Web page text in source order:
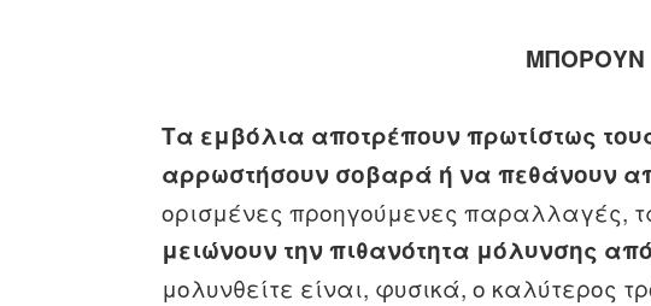
ΜΠΟΡΟΥΝ
Τα εμβόλια αποτρέπουν πρωτίστως
αρρωστήσουν σοβαρά ή να πεθάνουν
ορισμένες προηγούμενες παραλλαγές,
μειώνουν την πιθανότητα μόλυνσης
μολυνθείτε είναι, φυσικά, ο καλύτερος